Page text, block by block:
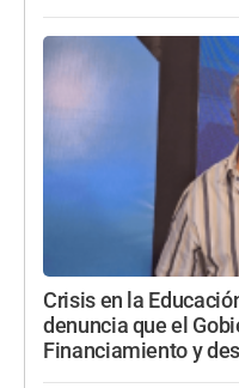
Crisis en la
denuncia que el
Financiamiento y